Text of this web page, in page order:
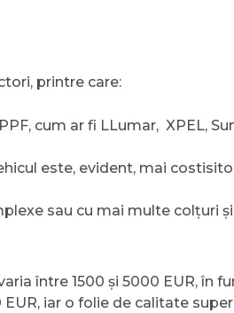
printre care:
cum ar fi LLumar, XPEL,
este, evident, mai
sau cu mai multe colțuri
între 1500 și 5000 EUR, în
iar o folie de calitate